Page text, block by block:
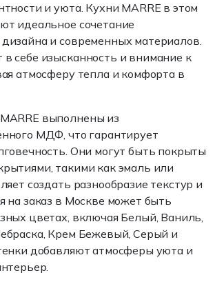
и уюта. Кухни MARRE в этом
идеальное сочетание
и современных материалов.
себе изысканность и внимание к
атмосферу тепла и комфорта в
выполнены из
МДФ, что гарантирует
Они могут быть покрыты
такими как эмаль или
создать разнообразие текстур и
на заказ в Москве может быть
цветах, включая Белый, Ваниль,
Крем Бежевый, Серый и
добавляют атмосферы уюта и